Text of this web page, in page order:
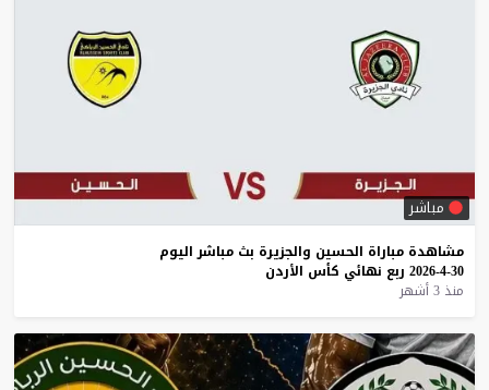
مباشر
مشاهدة مباراة الحسين والجزيرة بث مباشر اليوم
30-4-2026
ربع نهائي كأس الأردن
منذ 3 أشهر